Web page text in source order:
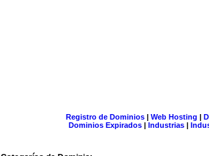
Registro de Dominios| Web Hosting |
Dominios Expirados | Industrias |